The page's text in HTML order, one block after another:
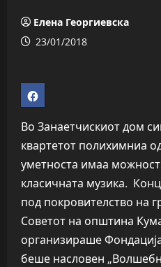
Елена Георгиевска
23/01/2018
Во Занаетчискиот дом
квартетот полихимниа
уметноста имаа
класичната музика.
под покровителство на
Советот на општина
организираше
беше насловен